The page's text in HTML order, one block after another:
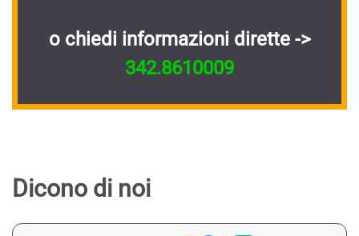
o chiedi informazioni dirette ->
342.8610009
Dicono di noi